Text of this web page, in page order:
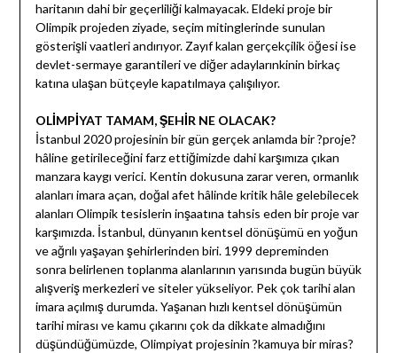
haritanın dahi bir geçerliliği kalmayacak. Eldeki proje bir
Olimpik projeden ziyade, seçim mitinglerinde sunulan
gösterişli vaatleri andırıyor. Zayıf kalan gerçekçilik öğesi ise
devlet-sermaye garantileri ve diğer adaylarınkinin birkaç
katına ulaşan bütçeyle kapatılmaya çalışılıyor.
OLİMPİYAT TAMAM, ŞEHİR NE OLACAK?
İstanbul 2020 projesinin bir gün gerçek anlamda bir ?proje?
hâline getirileceğini farz ettiğimizde dahi karşımıza çıkan
manzara kaygı verici. Kentin dokusuna zarar veren, ormanlık
alanları imara açan, doğal afet hâlinde kritik hâle gelebilecek
alanları Olimpik tesislerin inşaatına tahsis eden bir proje var
karşımızda. İstanbul, dünyanın kentsel dönüşümü en yoğun
ve ağrılı yaşayan şehirlerinden biri. 1999 depreminden
sonra belirlenen toplanma alanlarının yarısında bugün büyük
alışveriş merkezleri ve siteler yükseliyor. Pek çok tarihi alan
imara açılmış durumda. Yaşanan hızlı kentsel dönüşümün
tarihi mirası ve kamu çıkarını çok da dikkate almadığını
düşündüğümüzde, Olimpiyat projesinin ?kamuya bir miras?